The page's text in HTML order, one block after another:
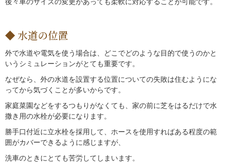
水道の位置
外で水道や電気を使う場合は、どこでどのような目的で使うのかと
いうシミュレーションがとても重要です。
なぜなら、外の水道を設置する位置についての失敗は住むようにな
ってから気づくことが多いからです。
家庭菜園などをするつもりがなくても、家の前に芝をはるだけで水
撒き用の水栓が必要になります。
勝手口付近に立水栓を採用して、ホースを使用すればある程度の範
囲がカバーできるように感じますが、
洗車のときにとても苦労してしまいます。